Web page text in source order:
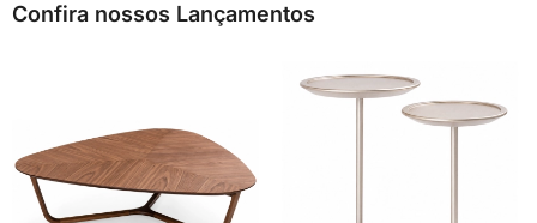
Confira nossos Lançamentos